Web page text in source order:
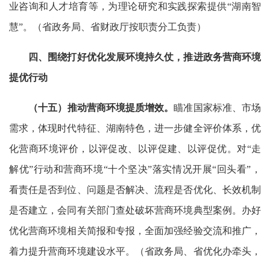
业咨询和人才培育等，为理论研究和实践探索提供“湖南智
慧”。（省政务局、省财政厅按职责分工负责）
四、围绕打好优化发展环境持久仗，推进政务营商环境
提优行动
（十五） 推动营商环境提质增效。瞄准国家标准、市场
需求，体现时代特征、湖南特色，进一步健全评价体系，优
化营商环境评价，以评促改、以评促建、以评促优。对“走
解优”行动和营商环境“十个坚决”落实情况开展“回头看”，
看责任是否到位、问题是否解决、流程是否优化、长效机制
是否建立，会同有关部门查处破坏营商环境典型案例。办好
优化营商环境相关简报和专报，全面加强经验交流和推广，
着力提升营商环境建设水平。（省政务局、省优化办牵头，